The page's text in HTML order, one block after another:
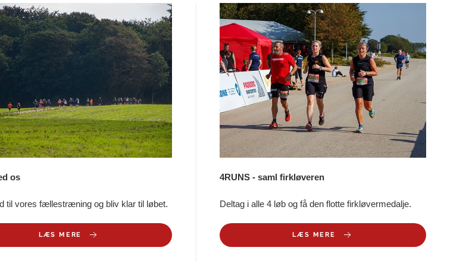
os
til vores fællestræning og bliv klar til løbet.
LÆS MERE
4RUNS - saml firkløveren
Deltag i alle 4 løb og få den flotte firkløvermedalje.
LÆS MERE